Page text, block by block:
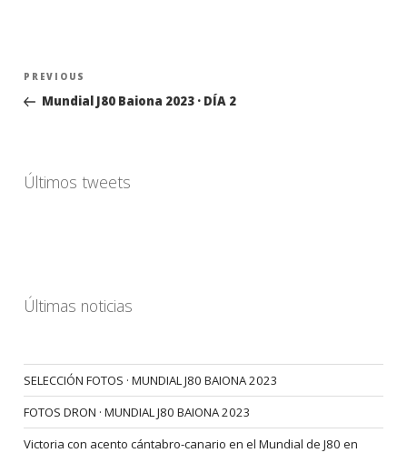
Navegación
entradas
Previous
Post
PREVIOUS
Mundial J80 Baiona 2023 · DÍA 2
Últimos tweets
Últimas noticias
SELECCIÓN FOTOS · MUNDIAL J80 BAIONA 2023
FOTOS DRON · MUNDIAL J80 BAIONA 2023
Victoria con acento cántabro-canario en el Mundial de J80 en